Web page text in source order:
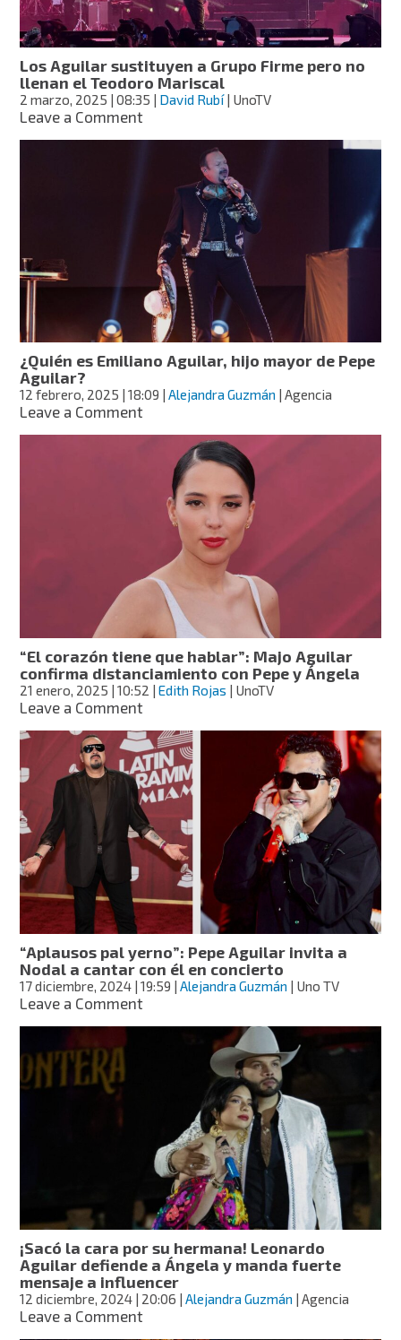
pirotecnia
Los Aguilar sustituyen a Grupo Firme pero no
llenan el Teodoro Mariscal
2 marzo, 2025 | 08:35 | David Rubí| UnoTV
Leave a Commenton
sustituyen
Grupo
Firme
pero
no
llenan
el
Teodoro
Mariscal
¿Quién es Emiliano Aguilar, hijo mayor de Pepe
Aguilar?
12 febrero, 2025 | 18:09 |Alejandra Guzmán | Agencia
Leave a Commenton
Emiliano
Aguilar,
hijo
mayor
Pepe
Aguilar?
“El corazón tiene que hablar”: Majo Aguilar
confirma distanciamiento con Pepe y Ángela
21 enero, 2025 | 10:52 |Edith Rojas | UnoTV
Leave a Commenton
corazón
tiene
que
hablar”:
Majo
Aguilar
confirma
distanciamiento
Pepe
y
Ángela
“Aplausos pal yerno”: Pepe Aguilar invita a
Nodal a cantar con él en concierto
17 diciembre, 2024 | 19:59 |Alejandra Guzmán | Uno TV
Leave a Commenton
Nodal
cantar
con
él
en
concierto
¡Sacó la cara por su hermana! Leonardo
Aguilar defiende a Ángela y manda fuerte
mensaje a influencer
12 diciembre, 2024 | 20:06 |Alejandra Guzmán | Agencia
Leave a Commenton